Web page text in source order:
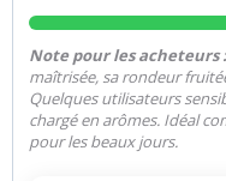
Note pour les acheteurs :
maîtrisée, sa rondeur
Quelques utilisateurs
chargé en arômes. Idéal
pour les beaux jours.